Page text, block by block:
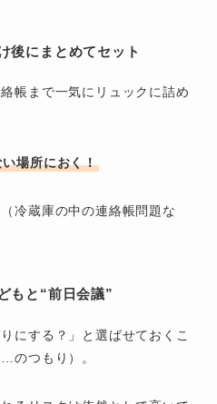
後にまとめてセット
帳まで一気にリュックに詰め
場所におく！
冷蔵庫の中の連絡帳問題な
もと“前日会議”
にする？」と選ばせておくこ
のつもり）。